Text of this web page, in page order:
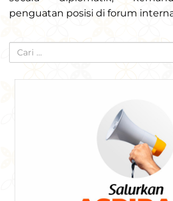
penguatan posisi di forum